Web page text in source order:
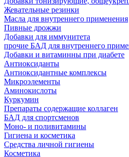
Жевательные резинки
Масла для внутреннего применения
Пивные дрожжи
Добавки для иммунитета
прочие БАД для внутреннего
Добавки и витаминны при диабете
Антиоксиданты
Антиоксидантные комплексы
Микроэлементы
Аминокислоты
Куркумин
Препараты содержащие коллаген
БАД для спортсменов
Моно- и поливитамины
Гигиена и косметика
Средства личной гигиены
Косметика